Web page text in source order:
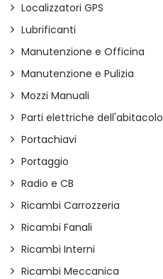
Localizzatori GPS
Lubrificanti
Manutenzione e Officina
Manutenzione e Pulizia
Mozzi Manuali
Parti elettriche dell'abitacolo
Portachiavi
Portaggio
Radio e CB
Ricambi Carrozzeria
Ricambi Fanali
Ricambi Interni
Ricambi Meccanica